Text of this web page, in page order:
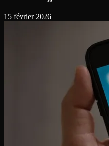
15 février 2026